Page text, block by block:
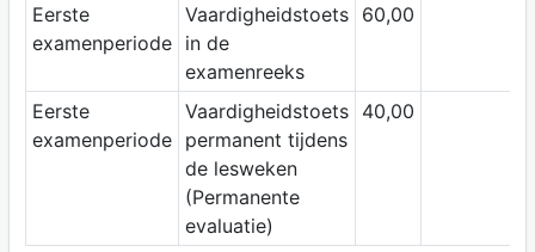
Eerste
examenperiode
Vaardigheidstoets
in de
examenreeks
60,00
Eerste
examenperiode
Vaardigheidstoets
permanent tijdens
de lesweken
(Permanente
evaluatie)
40,00